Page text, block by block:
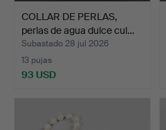
COLLAR DE PERLAS,
perlas de agua dulce cul…
Subastado 28 jul 2026
13 pujas
93 USD